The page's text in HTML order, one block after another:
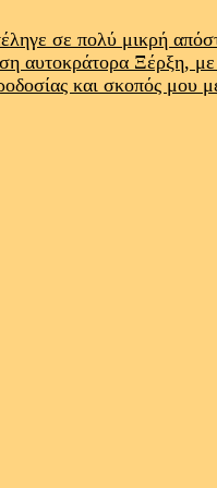
σε πολύ μικρή
αυτοκράτορα Ξέρξη,
και σκοπός